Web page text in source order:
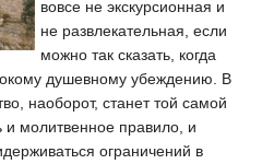
вовсе не экскурсионная и
не развлекательная, если
можно так сказать, когда
душевному убеждению. В
наоборот, станет той самой
молитвенное правило, и
ограничений в